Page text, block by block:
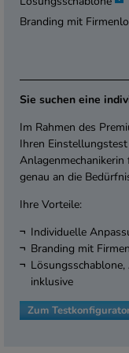
Branding mit
Sie suchen eine
Im Rahmen des
Ihren
genau an die
Ihre Vorteile:
Individuelle
Branding mit
inklusive
Zum